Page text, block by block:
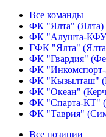
Все команды
ФК "Ялта" (Ялта)
ФК "Алушта-
ГФК "Ялта"
ФК "Гвардия"
ФК "Инкомспорт-
ФК "Кызылташ"
ФК "Океан"
ФК "Спарта-КТ"
ФК "Таврия"
Все позиции